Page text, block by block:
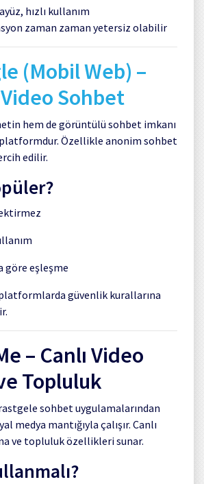
hızlı kullanım
zaman zaman yetersiz olabilir
(Mobil Web) –
Sohbet
hem de görüntülü sohbet imkanı
Özellikle anonim sohbet
edilir.
göre eşleşme
güvenlik kurallarına
– Canlı Video
Topluluk
sohbet uygulamalarından
medya mantığıyla çalışır. Canlı
ve topluluk özellikleri sunar.